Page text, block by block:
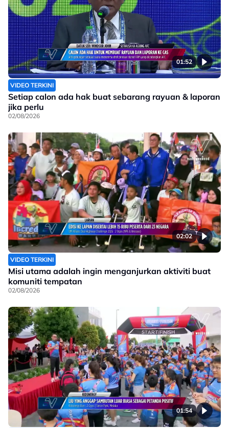
01:52
VIDEO TERKINI
Setiap calon ada hak buat sebarang rayuan & laporan
jika perlu
02/08/2026
02:02
VIDEO TERKINI
Misi utama adalah ingin menganjurkan aktiviti buat
komuniti tempatan
02/08/2026
01:54